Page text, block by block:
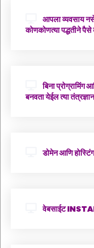
आपला व्यवसाय
कोणकोणत्या पद्धतीने
बिना
बनवता येईल त्या
डोमेन आणि
वेबसाईट